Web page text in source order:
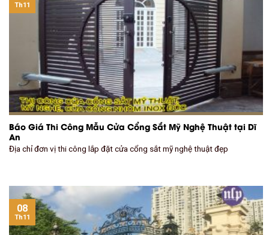
Báo Giá Thi Công Mẫu Cửa Cổng Sắt Mỹ Nghệ Thuật tại Dĩ
An
Địa chỉ đơn vị thi công lắp đặt cửa cổng sắt mỹ nghệ thuật đẹp
Th11
08
Th11